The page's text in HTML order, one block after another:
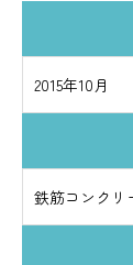
2015年10月
鉄筋コンク